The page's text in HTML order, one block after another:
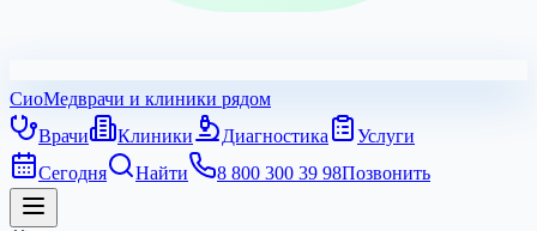
СиоМедврачи и клиники рядом
Врачи
Клиники Диагностика
Услуги
Сегодня
Найти 8 800 300 39 98Позвонить